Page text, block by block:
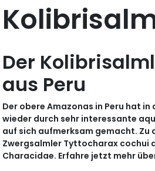
Der
aus Peru
Der obere Amazonas in Peru hat
wieder durch sehr interessante
auf sich aufmerksam gemacht. Zu
Zwergsalmler Tyttocharax cochui
Characidae. Erfahre jetzt mehr